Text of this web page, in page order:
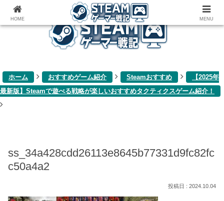
ゲーム関連雑記ブログ
ホーム おすすめゲーム紹介 Steamおすすめ
【2025年
最新版】Steamで遊べる戦略が楽しいおすすめタクティクスゲーム紹介！
ss_34a428cdd26113e8645b77331d9fc82fc
c50a4a2
2024.10.04
HOME MENU